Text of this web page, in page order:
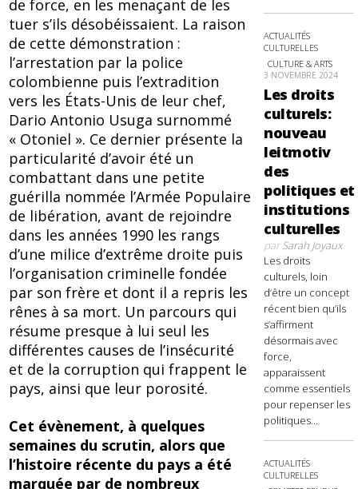
de force, en les menaçant de les
tuer s’ils désobéissaient. La raison
de cette démonstration :
l’arrestation par la police
colombienne puis l’extradition
vers les États-Unis de leur chef,
Dario Antonio Usuga surnommé
« Otoniel ». Ce dernier présente la
particularité d’avoir été un
combattant dans une petite
guérilla nommée l’Armée Populaire
de libération, avant de rejoindre
dans les années 1990 les rangs
d’une milice d’extrême droite puis
l’organisation criminelle fondée
par son frère et dont il a repris les
rênes à sa mort. Un parcours qui
résume presque à lui seul les
différentes causes de l’insécurité
et de la corruption qui frappent le
pays, ainsi que leur porosité.
Cet évènement, à quelques
semaines du scrutin, alors que
l’histoire récente du pays a été
marquée par de nombreux
ACTUALITÉS
CULTURELLES
CULTURE & ARTS
3 NOVEMBRE 2024
Les droits
culturels:
nouveau
leitmotiv
des
politiques et
institutions
culturelles
parSarah Joyaux
Les droits
culturels, loin
d’être un concept
récent bien qu’ils
s’affirment
désormais avec
force,
apparaissent
comme essentiels
pour repenser les
politiques...
ACTUALITÉS
CULTURELLES